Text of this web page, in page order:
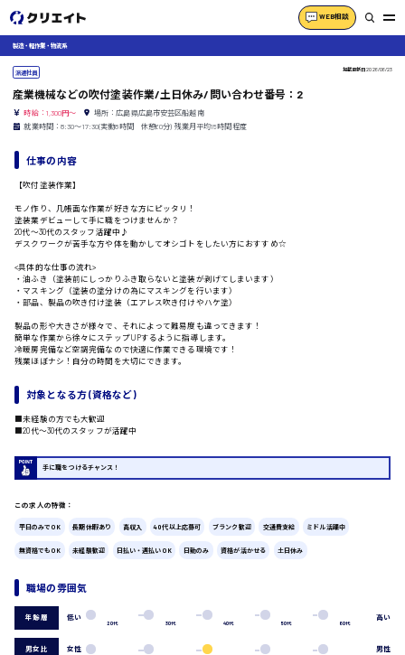
WEB相談
組立、加工
製造オペレーター
軽作業
フォークリフト
介護職
看護助手
看護師
広島市中区
時給1200円～
製造・軽作業・物流系
派遣社員 掲載更新日2026/06/23
産業機械などの吹付塗装作業/土日休み/問い合わせ番号：2
時給：1,300円～
場所：広島県広島市安芸区船越南
就業時間：8:30〜17:30(実働8時間 休憩60分) 残業月平均15時間程度
仕事の内容
【吹付塗装作業】
モノ作り、几帳面な作業が好きな方にピッタリ！
塗装業デビューして手に職をつけませんか？
20代〜30代のスタッフ活躍中♪
デスクワークが苦手な方や体を動かしてオシゴトをしたい方におすすめ☆
<具体的な仕事の流れ>
・油ふき（塗装前にしっかりふき取らないと塗装が剥げてしまいます）
・マスキング（塗装の塗分けの為にマスキングを行います）
・部品、製品の吹き付け塗装（エアレス吹き付けやハケ塗）
製品の形や大きさが様々で、それによって難易度も違ってきます！
簡単な作業から徐々にステップUPするように指導します。
冷暖房完備など空調完備なので快適に作業できる環境です！
残業ほぼナシ！自分の時間を大切にできます。
対象となる方 (資格など)
■未経験の方でも大歓迎
■20代〜30代のスタッフが活躍中
手に職をつけるチャンス！
この求人の特徴：
平日のみでOK 長期休暇あり 高収入 40代以上応募可 ブランク歓迎 交通費支給 ミドル活躍中
無資格でもOK 未経験歓迎 日払い・週払いOK 日勤のみ 資格が活かせる 土日休み
職場の雰囲気
年齢層 低い
20代 30代 40代 50代 60代
高い
男女比 女性 男性